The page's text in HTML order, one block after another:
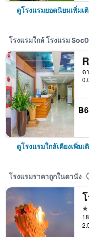
ดูโรงแรมยอดนิยมเพิ่มเ
โรงแรมใกล้ โรงแรม
ด
฿
ดูโรงแรมใกล้เคียงเพิ่มเ
โรงแรมราคาถูกในดานัง
3